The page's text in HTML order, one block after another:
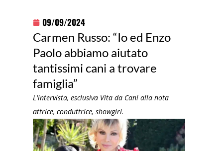
09/09/2024
Carmen Russo: “Io ed Enzo
Paolo abbiamo aiutato
tantissimi cani a trovare
famiglia”
L'intervista, esclusiva Vita da Cani alla nota
attrice, conduttrice, showgirl.